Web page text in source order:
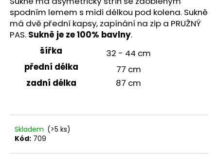
spodním lemem s midi délkou pod kolena. Sukně
má dvě přední kapsy, zapínání na zip a PRUŽNÝ
PAS. Sukně je ze 100% bavlny.
šířka
32 - 44 cm
přední délka
77 cm
zadní délka
87 cm
Skladem (>5 ks)
Kód: 709
u
č
u
j
(ČERVENÁ)
850